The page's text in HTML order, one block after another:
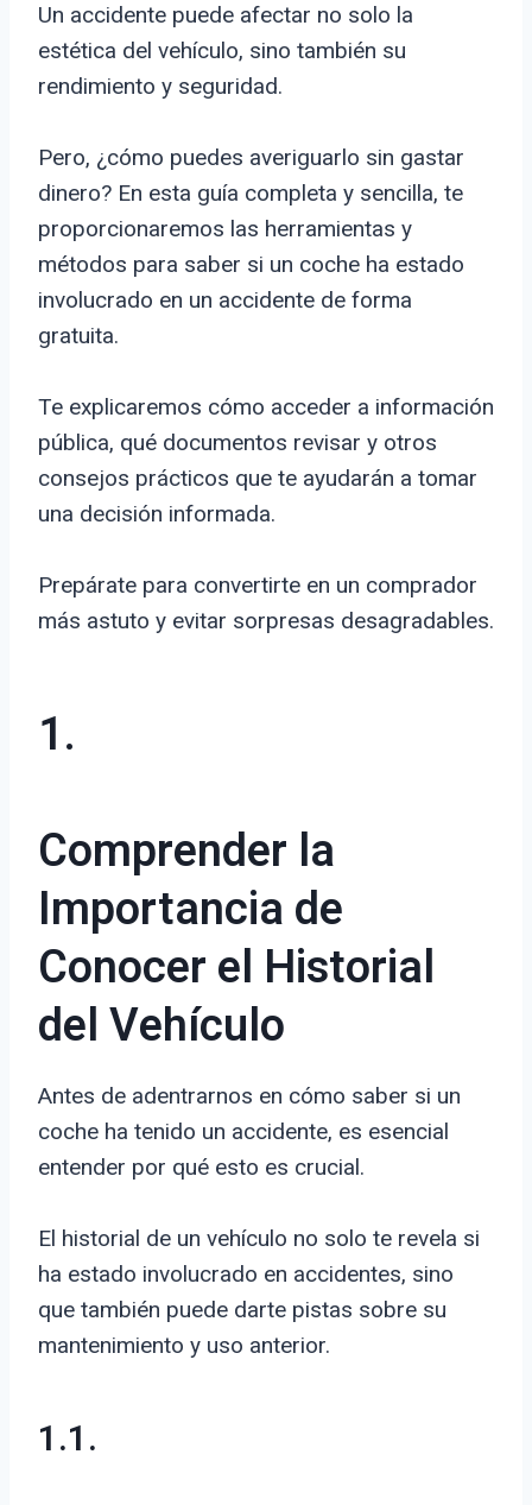
Un accidente puede afectar no solo la
estética del vehículo, sino también su
rendimiento y seguridad.
Pero, ¿cómo puedes averiguarlo sin gastar
dinero? En esta guía completa y sencilla, te
proporcionaremos las herramientas y
métodos para saber si un coche ha estado
involucrado en un accidente de forma
gratuita.
Te explicaremos cómo acceder a información
pública, qué documentos revisar y otros
consejos prácticos que te ayudarán a tomar
una decisión informada.
Prepárate para convertirte en un comprador
más astuto y evitar sorpresas desagradables.
1.
Comprender la
Importancia de
Conocer el Historial
del Vehículo
Antes de adentrarnos en cómo saber si un
coche ha tenido un accidente, es esencial
entender por qué esto es crucial.
El historial de un vehículo no solo te revela si
ha estado involucrado en accidentes, sino
que también puede darte pistas sobre su
mantenimiento y uso anterior.
1.1.